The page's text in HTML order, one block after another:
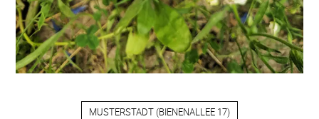
MUSTERSTADT (BIENENALLEE 17)